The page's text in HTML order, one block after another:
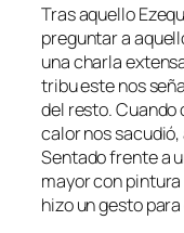
Tras aquello
preguntar a
una charla
tribu este nos
del resto. Cuando
calor nos
Sentado frente a
mayor con
hizo un gesto